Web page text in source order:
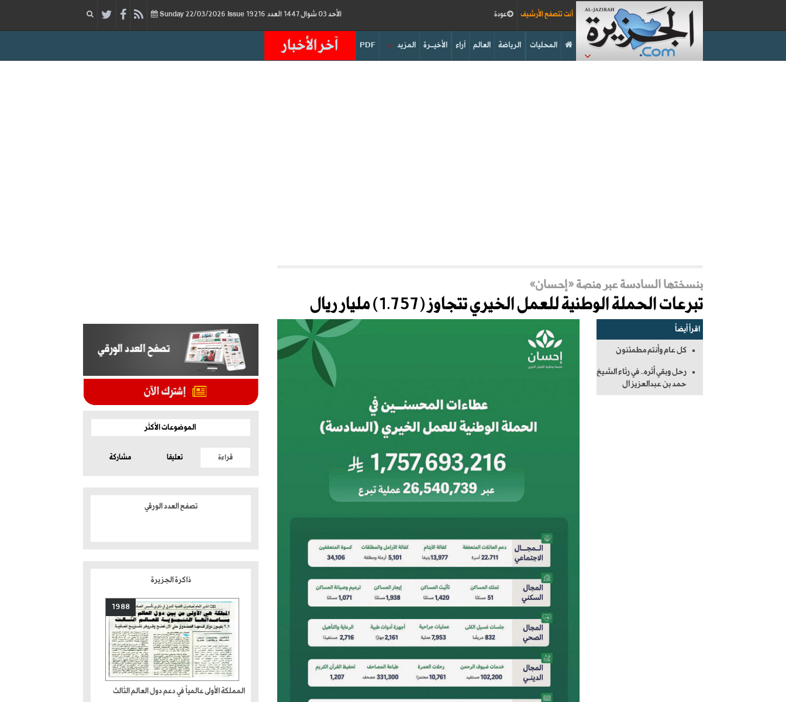
الأحد 03 شوال 1447 العدد 19216 22/03/2026 Issue عودة أنت تتصفح الأرشيف
آخر الأخبار PDF المزيد الأخيــرة آراء العالم الرياضة المحليات
بنسختها السادسة عبر منصة «إحسان»
تبرعات الحملة الوطنية للعمل الخيري تتجاوز (1.757) مليار ريال
اقرأ أيضاً
كل عام وأنتم مطمئنون
رحل وبقي أثره.. في رثاء الشيخ
حمد بن عبدالعزيز ال
الموضوعات الأكثر
قراءة تعليقا مشاركة
تصفح العدد الورقي
ذاكرة الجزيرة
1988
المملكة الأولى عالمياً في دعم دول العالم الثالث